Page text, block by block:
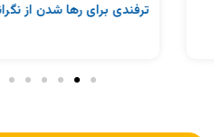
ترفندی برای رها شدن از نگرانی